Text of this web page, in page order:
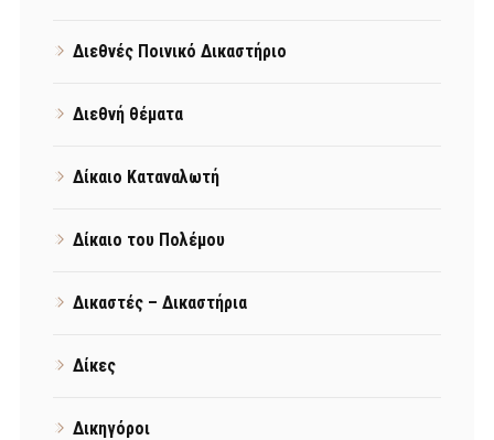
Διεθνές Ποινικό Δικαστήριο
Διεθνή θέματα
Δίκαιο Καταναλωτή
Δίκαιο του Πολέμου
Δικαστές – Δικαστήρια
Δίκες
Δικηγόροι